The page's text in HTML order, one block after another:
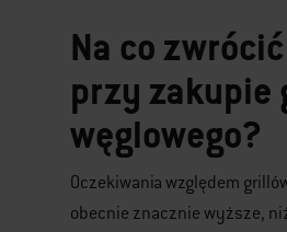
Na co
przy zakupie
węglowego?
Oczekiwania względem
obecnie znacznie wyższe,